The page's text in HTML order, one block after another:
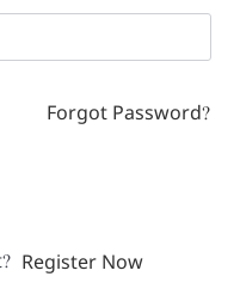
Forgot Password?
Register Now